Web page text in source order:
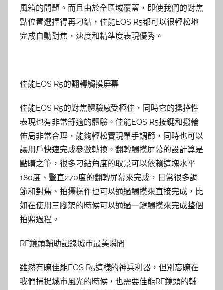
風箱的問題。而且由於全區域覆蓋，即使我們的對焦
點位置選擇得再刁鉆，佳能EOS R5都可以很輕松地
完成自動對焦，速度和精準度表現優秀。
佳能EOS R5的翻轉觸摸屏幕
佳能EOS R5的對焦體驗感受極佳，同時它的操控性
表現也有非常舒適的體驗。佳能EOS R5按鍵和撥輪
佈局非常合理，能夠輕松實現單手調節，同時也可以
讓用戶快速完成參數轉換。翻轉觸摸屏幕的設計算是
點睛之筆，很多刁鉆角度的取景可以依賴這塊水平
180度、豎直270度的翻轉屏幕來完成，日常很多調
節和對焦、拍攝操作也可以通過觸摸來直接完成，比
如在使用三腳架的時候可以通過一鍵觸摸來完成整個
拍照過程。
RF鏡頭輔助記錄城市最美瞬間
雖然有瞭佳能EOS R5這樣的神兵利器，但別忘瞭在
我們捕捉城市風光的時候，也需要佳能RF鏡頭的輔